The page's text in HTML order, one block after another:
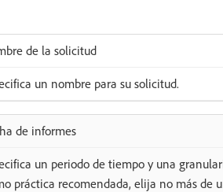
de la solicitud
un nombre para su solicitud.
de informes
un periodo de tiempo y una
práctica recomendada, elija no más de